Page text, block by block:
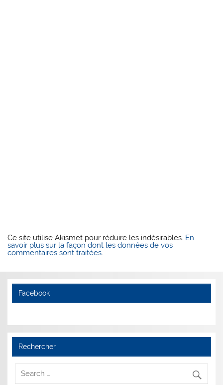
Ce site utilise Akismet pour réduire les indésirables. En
savoir plus sur la façon dont les données de vos
commentaires sont traitées
Facebook
Rechercher